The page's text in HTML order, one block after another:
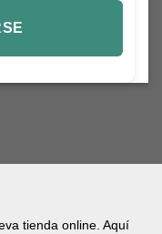
tienda online. Aquí